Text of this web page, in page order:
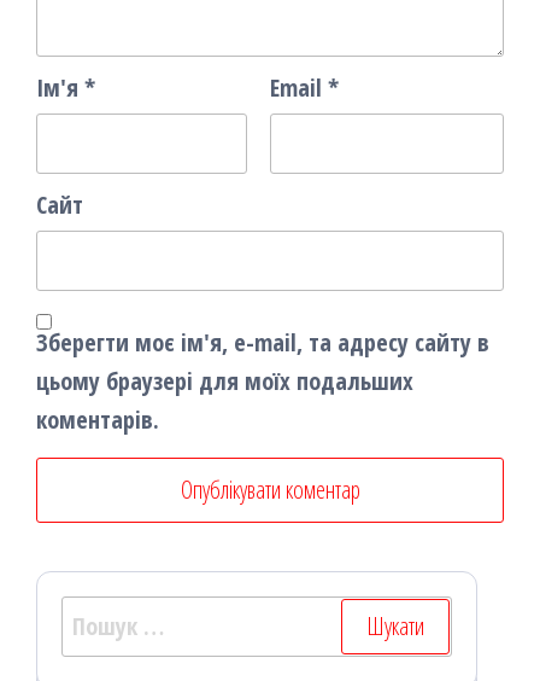
Ім'я * Email *
Сайт
Зберегти моє ім'я, e-mail, та адресу сайту в
цьому браузері для моїх подальших
коментарів.
Пошук: